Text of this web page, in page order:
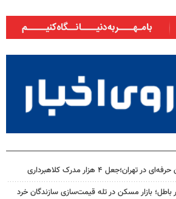
تهران؛جعل ۴ هزار مدرک کلاهبرداری
بازار مسکن در تله قیمت‌سازی سازندگان خرد